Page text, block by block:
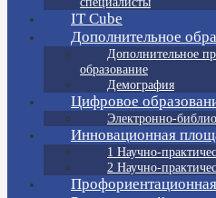
IT Cube
Дополнительное
Дополнительное
образование
Демография
Цифровое
Электронно-
Инновационная
1 Научно-
2 Научно-